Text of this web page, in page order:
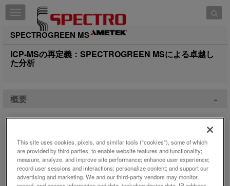
Toggle
navigation
SPECTROGREEN MS
ICP-MSの再定義：SPECTROGREEN MSによる卓越し
た分析
概要 -
This site uses cookies, pixels, and similar tools (“cookies”), some of which
are provided by third parties, to enable website features and functionality;
measure, analyze, and improve site performance; enhance user experience;
record user sessions and interactions; personalize content; and support our
advertising and marketing. We and our third-party vendors may monitor,